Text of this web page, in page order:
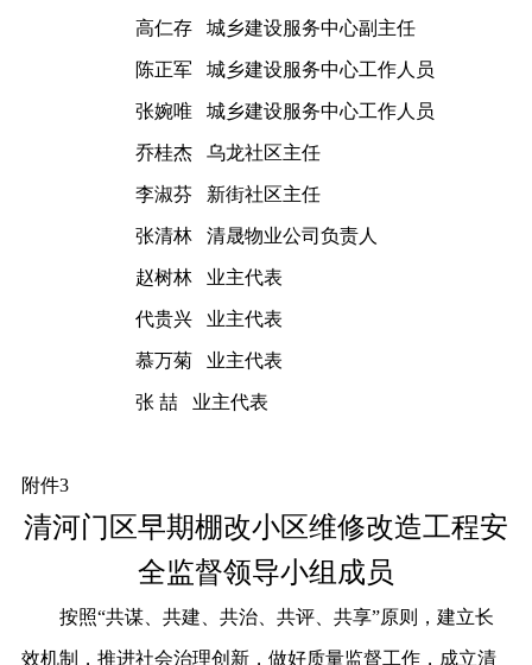
高仁存城乡建设服务中心副主任
陈正军城乡建设服务中心工作人员
张婉唯城乡建设服务中心工作人员
乔桂杰乌龙社区主任
李淑芬 新街社区主任
张清林清晟物业公司负责人
赵树林业主代表
代贵兴业主代表
慕万菊业主代表
张 喆业主代表
附件3
清河门区早期棚改小区维修改造工程安
全监督领导小组成员
按照“共谋、共建、共治、共评、共享”原则，建立长
效机制，推进社会治理创新，做好质量监督工作，成立清